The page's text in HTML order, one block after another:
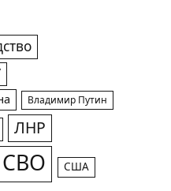
Владимир Путин
ЛНР
СВО США